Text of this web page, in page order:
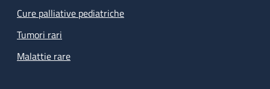
Cure palliative pediatriche
Tumori rari
Malattie rare